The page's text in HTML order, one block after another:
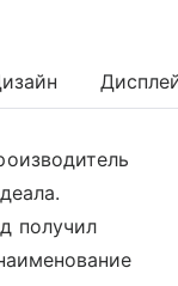
получил